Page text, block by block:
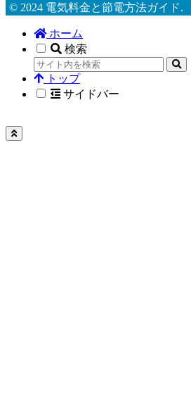
© 2024 電気料金と節電方法ガイド.
ホーム
検索
トップ
サイドバー